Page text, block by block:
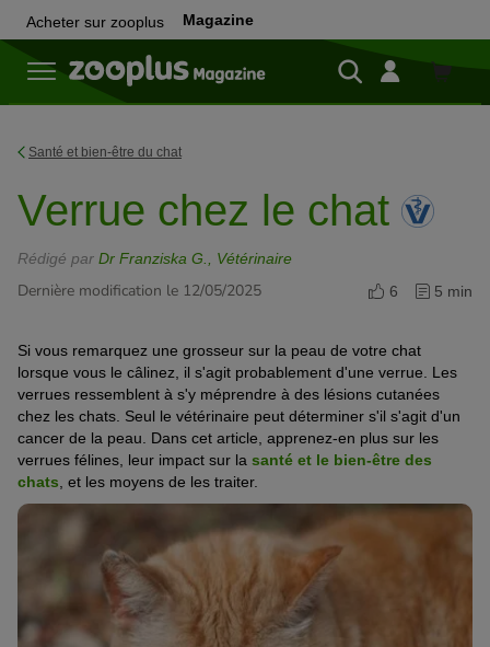
Acheter sur zooplus Magazine
Santé et bien-être du chat
Verrue chez le chat
Rédigé par Dr Franziska G., Vétérinaire
Dernière modification le 12/05/2025 6 5 min
Si vous remarquez une grosseur sur la peau de votre chat
lorsque vous le câlinez, il s'agit probablement d'une verrue. Les
verrues ressemblent à s'y méprendre à des lésions cutanées
chez les chats. Seul le vétérinaire peut déterminer s'il s'agit d'un
cancer de la peau. Dans cet article, apprenez-en plus sur les
verrues félines, leur impact sur la santé et le bien-être des
chats , et les moyens de les traiter.